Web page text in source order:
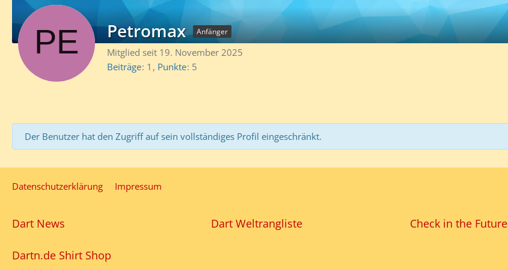
Petromax Anfänger
Mitglied seit 19. November 2025
Beiträge 1 Punkte 5
Der Benutzer hat den Zugriff auf sein vollständiges Profil eingeschränkt.
Datenschutzerklärung Impressum
Dart News Dart Weltrangliste Check in the Future
Dartn.de Shirt Shop